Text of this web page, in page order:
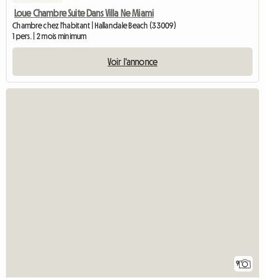
Loue Chambre Suite Dans Villa Ne Miami
Chambre chez l'habitant | Hallandale Beach (33009)
1 pers. | 2 mois minimum
Voir l'annonce
9